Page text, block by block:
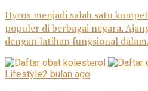
Hyrox menjadi salah satu
populer di berbagai negara.
dengan latihan fungsional
Lifestyle2 bulan ago